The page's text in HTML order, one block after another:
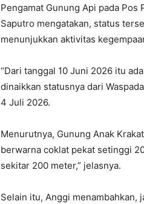
Pengamat Gunung Api pada Pos
Saputro mengatakan, status
menunjukkan aktivitas
“Dari tanggal 10 Juni 2026 itu
dinaikkan statusnya dari
4 Juli 2026.
Menurutnya, Gunung Anak
berwarna coklat pekat setinggi
sekitar 200 meter,” jelasnya.
Selain itu, Anggi menambahkan,